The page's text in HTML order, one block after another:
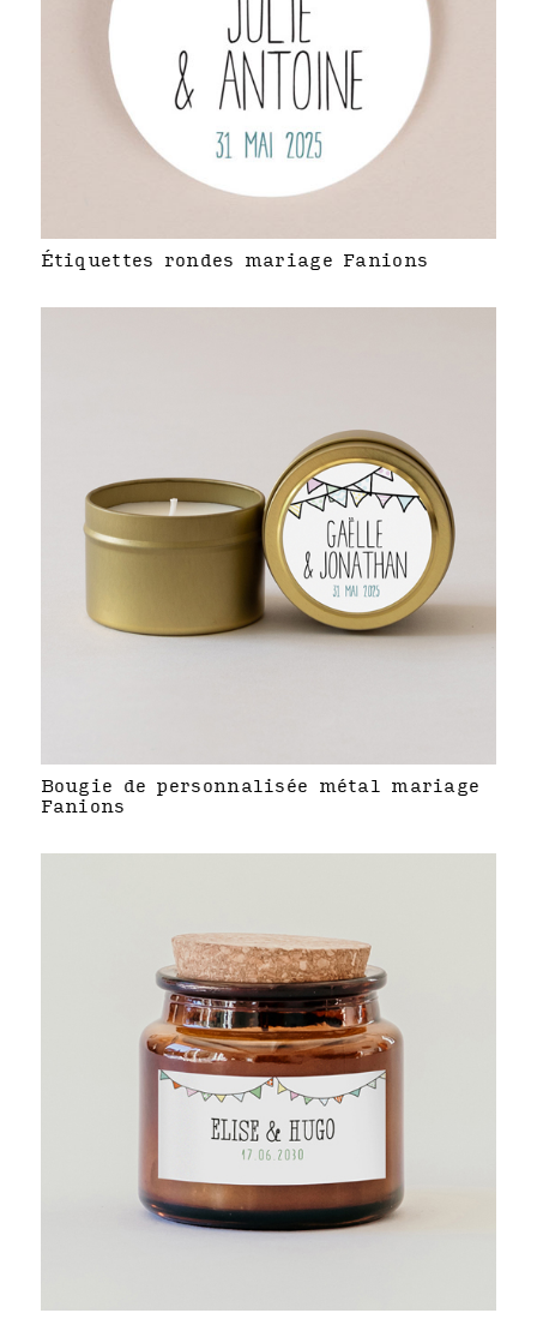
Étiquettes rondes mariage Fanions
Bougie de personnalisée métal mariage
Fanions